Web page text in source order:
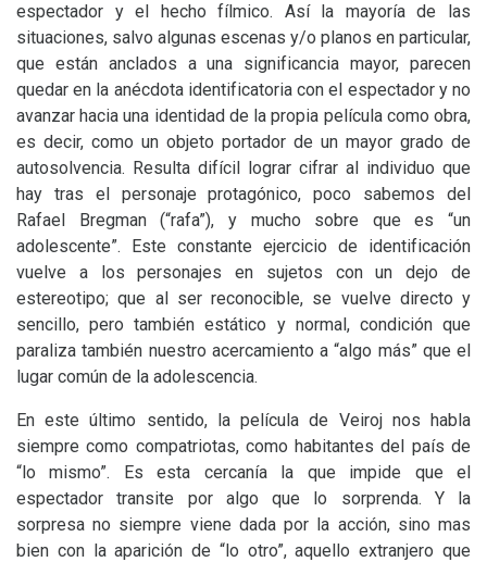
espectador y el hecho fílmico. Así la mayoría de las
situaciones, salvo algunas escenas y/o planos en particular,
que están anclados a una significancia mayor, parecen
quedar en la anécdota identificatoria con el espectador y no
avanzar hacia una identidad de la propia película como obra,
es decir, como un objeto portador de un mayor grado de
autosolvencia. Resulta difícil lograr cifrar al individuo que
hay tras el personaje protagónico, poco sabemos del
Rafael Bregman (“rafa”), y mucho sobre que es “un
adolescente”. Este constante ejercicio de identificación
vuelve a los personajes en sujetos con un dejo de
estereotipo; que al ser reconocible, se vuelve directo y
sencillo, pero también estático y normal, condición que
paraliza también nuestro acercamiento a “algo más” que el
lugar común de la adolescencia.
En este último sentido, la película de Veiroj nos habla
siempre como compatriotas, como habitantes del país de
“lo mismo”. Es esta cercanía la que impide que el
espectador transite por algo que lo sorprenda. Y la
sorpresa no siempre viene dada por la acción, sino mas
bien con la aparición de “lo otro”, aquello extranjero que